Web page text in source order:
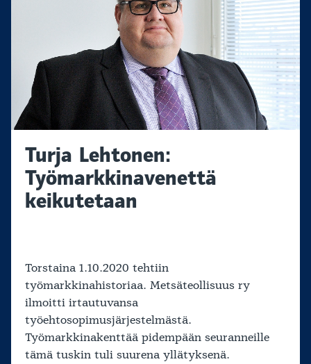
Turja Lehtonen:
Työmarkkinavenettä
keikutetaan
Torstaina 1.10.2020 tehtiin
työmarkkinahistoriaa. Metsäteollisuus ry
ilmoitti irtautuvansa
työehtosopimusjärjestelmästä.
Työmarkkinakenttää pidempään seuranneille
tämä tuskin tuli suurena yllätyksenä.